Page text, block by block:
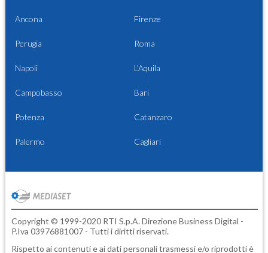
Ancona Firenze
Perugia Roma
Napoli L'Aquila
Campobasso Bari
Potenza Catanzaro
Palermo Cagliari
Copyright © 1999-2020 RTI S.p.A. Direzione Business Digital -
P.Iva 03976881007 - Tutti i diritti riservati.
Rispetto ai contenuti e ai dati personali trasmessi e/o riprodotti è